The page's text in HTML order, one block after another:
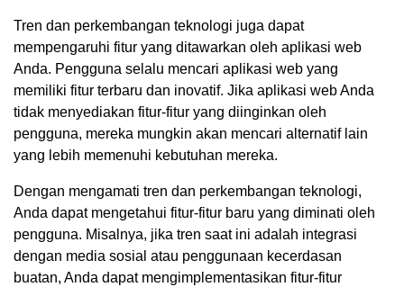
Tren dan perkembangan teknologi juga dapat
mempengaruhi fitur yang ditawarkan oleh aplikasi web
Anda. Pengguna selalu mencari aplikasi web yang
memiliki fitur terbaru dan inovatif. Jika aplikasi web Anda
tidak menyediakan fitur-fitur yang diinginkan oleh
pengguna, mereka mungkin akan mencari alternatif lain
yang lebih memenuhi kebutuhan mereka.
Dengan mengamati tren dan perkembangan teknologi,
Anda dapat mengetahui fitur-fitur baru yang diminati oleh
pengguna. Misalnya, jika tren saat ini adalah integrasi
dengan media sosial atau penggunaan kecerdasan
buatan, Anda dapat mengimplementasikan fitur-fitur